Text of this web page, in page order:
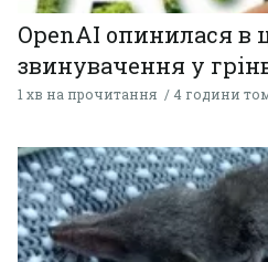
OpenAI опинилася в
звинувачення у
1 хв на прочитання 4 години